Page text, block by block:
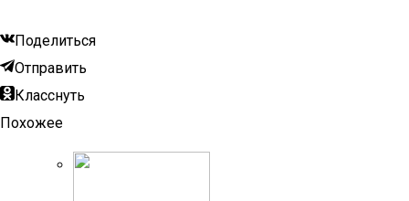
Поделиться
Отправить
Класснуть
Похожее